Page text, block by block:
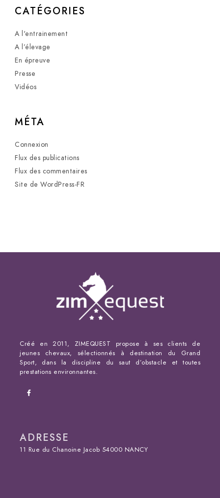
CATÉGORIES
A l'entrainement
A l’élevage
En épreuve
Presse
Vidéos
MÉTA
Connexion
Flux des publications
Flux des commentaires
Site de WordPress-FR
Créé en 2011, ZIMEQUEST propose à ses clients de
jeunes chevaux, sélectionnés à destination du Grand
Sport, dans la discipline du saut d’obstacle et toutes
prestations environnantes.
ADRESSE
11 Rue du Chanoine Jacob 54000 NANCY